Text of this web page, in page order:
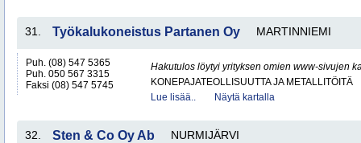
31. Työkalukoneistus Partanen Oy MARTINNIEMI
Puh. (08) 547 5365
Puh. 050 567 3315
Faksi (08) 547 5745
Hakutulos löytyi yrityksen omien www-sivujen
KONEPAJATEOLLISUUTTA JA METALLITÖITÄ
Lue lisää..
Näytä kartalla
32. Sten & Co Oy Ab NURMIJÄRVI